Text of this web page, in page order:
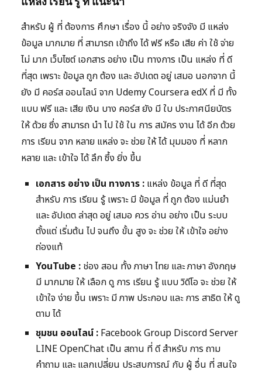
สำหรับ ผู้ ที่ ต้องการ ศึกษา เรื่อง นี้ อย่าง จริงจัง มี แหล่ง
ข้อมูล มากมาย ที่ สามารถ เข้าถึง ได้ ฟรี หรือ เสีย ค่า ใช้ จ่าย
ไม่ มาก เว็บไซต์ เอกสาร อย่าง เป็น ทางการ เป็น แหล่ง ที่ ดี
ที่สุด เพราะ ข้อมูล ถูก ต้อง และ อัปเดต อยู่ เสมอ นอกจาก นี้
ยัง มี คอร์ส ออนไลน์ จาก Udemy Coursera edX ที่ มี ทั้ง
แบบ ฟรี และ เสีย เงิน บาง คอร์ส ยัง มี ใบ ประกาศนียบัตร
ให้ ด้วย ซึ่ง สามารถ นำ ไป ใช้ ใน การ สมัคร งาน ได้ อีก ด้วย
การ เรียน จาก หลาย แหล่ง จะ ช่วย ให้ ได้ มุมมอง ที่ หลาก
หลาย และ เข้าใจ ได้ ลึก ซึ้ง ยิ่ง ขึ้น
เอกสาร อย่าง เป็น ทางการ : แหล่ง ข้อมูล ที่ ดี ที่สุด
สำหรับ การ เรียน รู้ เพราะ มี ข้อมูล ที่ ถูก ต้อง แม่นยำ
และ อัปเดต ล่าสุด อยู่ เสมอ ควร อ่าน อย่าง เป็น ระบบ
ตั้งแต่ เริ่มต้น ไป จนถึง ขั้น สูง จะ ช่วย ให้ เข้าใจ อย่าง
ถ่องแท้
YouTube : ช่อง สอน ทั้ง ภาษา ไทย และ ภาษา อังกฤษ
มี มากมาย ให้ เลือก ดู การ เรียน รู้ แบบ วิดีโอ จะ ช่วย ให้
เข้าใจ ง่าย ขึ้น เพราะ มี ภาพ ประกอบ และ การ สาธิต ให้ ดู
ตาม ได้
ชุมชน ออนไลน์ : Facebook Group Discord Server
LINE OpenChat เป็น สถาน ที่ ดี สำหรับ การ ถาม
คำถาม และ แลกเปลี่ยน ประสบการณ์ กับ ผู้ อื่น ที่ สนใจ